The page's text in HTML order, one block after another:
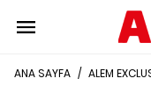
ANA SAYFA / ALEM